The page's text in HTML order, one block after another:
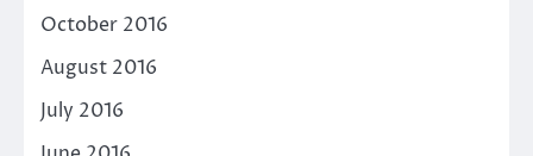
October 2016
August 2016
July 2016